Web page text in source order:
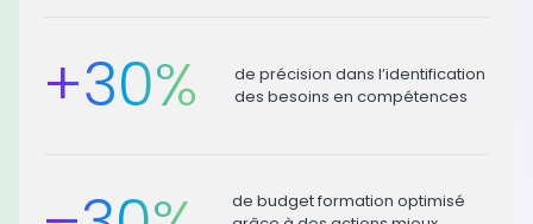
+30%
de précision dans l’identification
des besoins en compétences
de budget formation optimisé